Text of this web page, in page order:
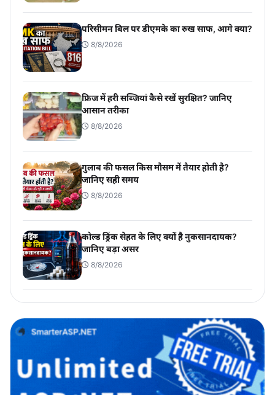
परिसीमन बिल पर डीएमके का रुख साफ, आगे क्या?
8/8/2026
फ्रिज में हरी सब्जियां कैसे रखें सुरक्षित? जानिए
आसान तरीका
8/8/2026
गुलाब की फसल किस मौसम में तैयार होती है?
जानिए सही समय
8/8/2026
कोल्ड ड्रिंक सेहत के लिए क्यों है नुकसानदायक?
जानिए बड़ा असर
8/8/2026